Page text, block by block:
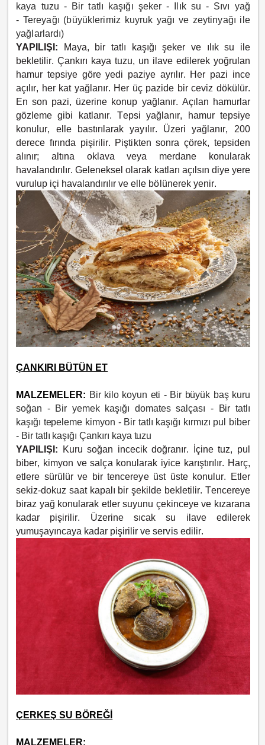
kaya tuzu - Bir tatlı kaşığı şeker - Ilık su - Sıvı yağ
- Tereyağı (büyüklerimiz kuyruk yağı ve zeytinyağı ile
yağlarlardı)
YAPILIŞI:
Maya, bir tatlı kaşığı şeker ve ılık su ile
bekletilir. Çankırı kaya tuzu, un ilave edilerek yoğrulan
hamur tepsiye göre yedi paziye ayrılır. Her pazi ince
açılır, her kat yağlanır. Her üç pazide bir ceviz dökülür.
En son pazi, üzerine konup yağlanır. Açılan hamurlar
gözleme gibi katlanır. Tepsi yağlanır, hamur tepsiye
konulur, elle bastırılarak yayılır. Üzeri yağlanır, 200
derece fırında pişirilir. Piştikten sonra çörek, tepsiden
alınır; altına oklava veya merdane konularak
havalandırılır. Geleneksel olarak katları açılsın diye yere
vurulup içi havalandırılır ve elle bölünerek yenir.
ÇANKIRI BÜTÜN ET
MALZEMELER: Bir kilo koyun eti - Bir büyük baş kuru
soğan - Bir yemek kaşığı domates salçası - Bir tatlı
kaşığı tepeleme kimyon - Bir tatlı kaşığı kırmızı pul biber
- Bir tatlı kaşığı Çankırı kaya tuzu
YAPILIŞI:
Kuru soğan incecik doğranır. İçine tuz, pul
biber, kimyon ve salça konularak iyice karıştırılır. Harç,
etlere sürülür ve bir tencereye üst üste konulur. Etler
sekiz-dokuz saat kapalı bir şekilde bekletilir. Tencereye
biraz yağ konularak etler suyunu çekinceye ve kızarana
kadar pişirilir. Üzerine sıcak su ilave edilerek
yumuşayıncaya kadar pişirilir ve servis edilir.
ÇERKEŞ SU BÖREĞİ
MALZEMELER: